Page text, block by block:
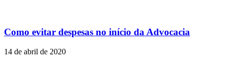
Como evitar despesas no início da Advocacia
14 de abril de 2020